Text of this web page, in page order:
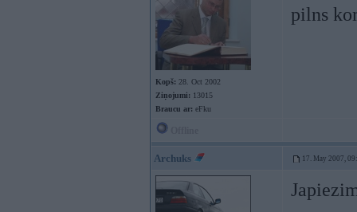
Kopš: 28. Oct 2002
Ziņojumi: 13015
Braucu ar: eFku
pilns
Archuks 17. May 2007,